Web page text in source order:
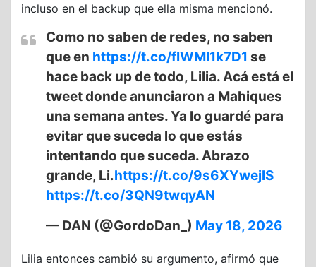
incluso en el backup que ella misma mencionó.
Como no saben de redes, no saben
que en https://t.co/fIWMI1k7D1 se
hace back up de todo, Lilia. Acá está el
tweet donde anunciaron a Mahiques
una semana antes. Ya lo guardé para
evitar que suceda lo que estás
intentando que suceda. Abrazo
grande, Li.https://t.co/9s6XYwejlS
https://t.co/3QN9twqyAN
— DAN (@GordoDan_) May 18, 2026
Lilia entonces cambió su argumento, afirmó que